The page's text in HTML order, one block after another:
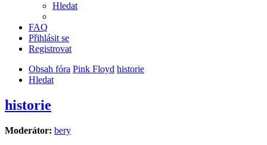
Hledat
FAQ
Přihlásit se
Registrovat
Obsah fóra Pink Floyd historie
Hledat
historie
Moderátor: bery